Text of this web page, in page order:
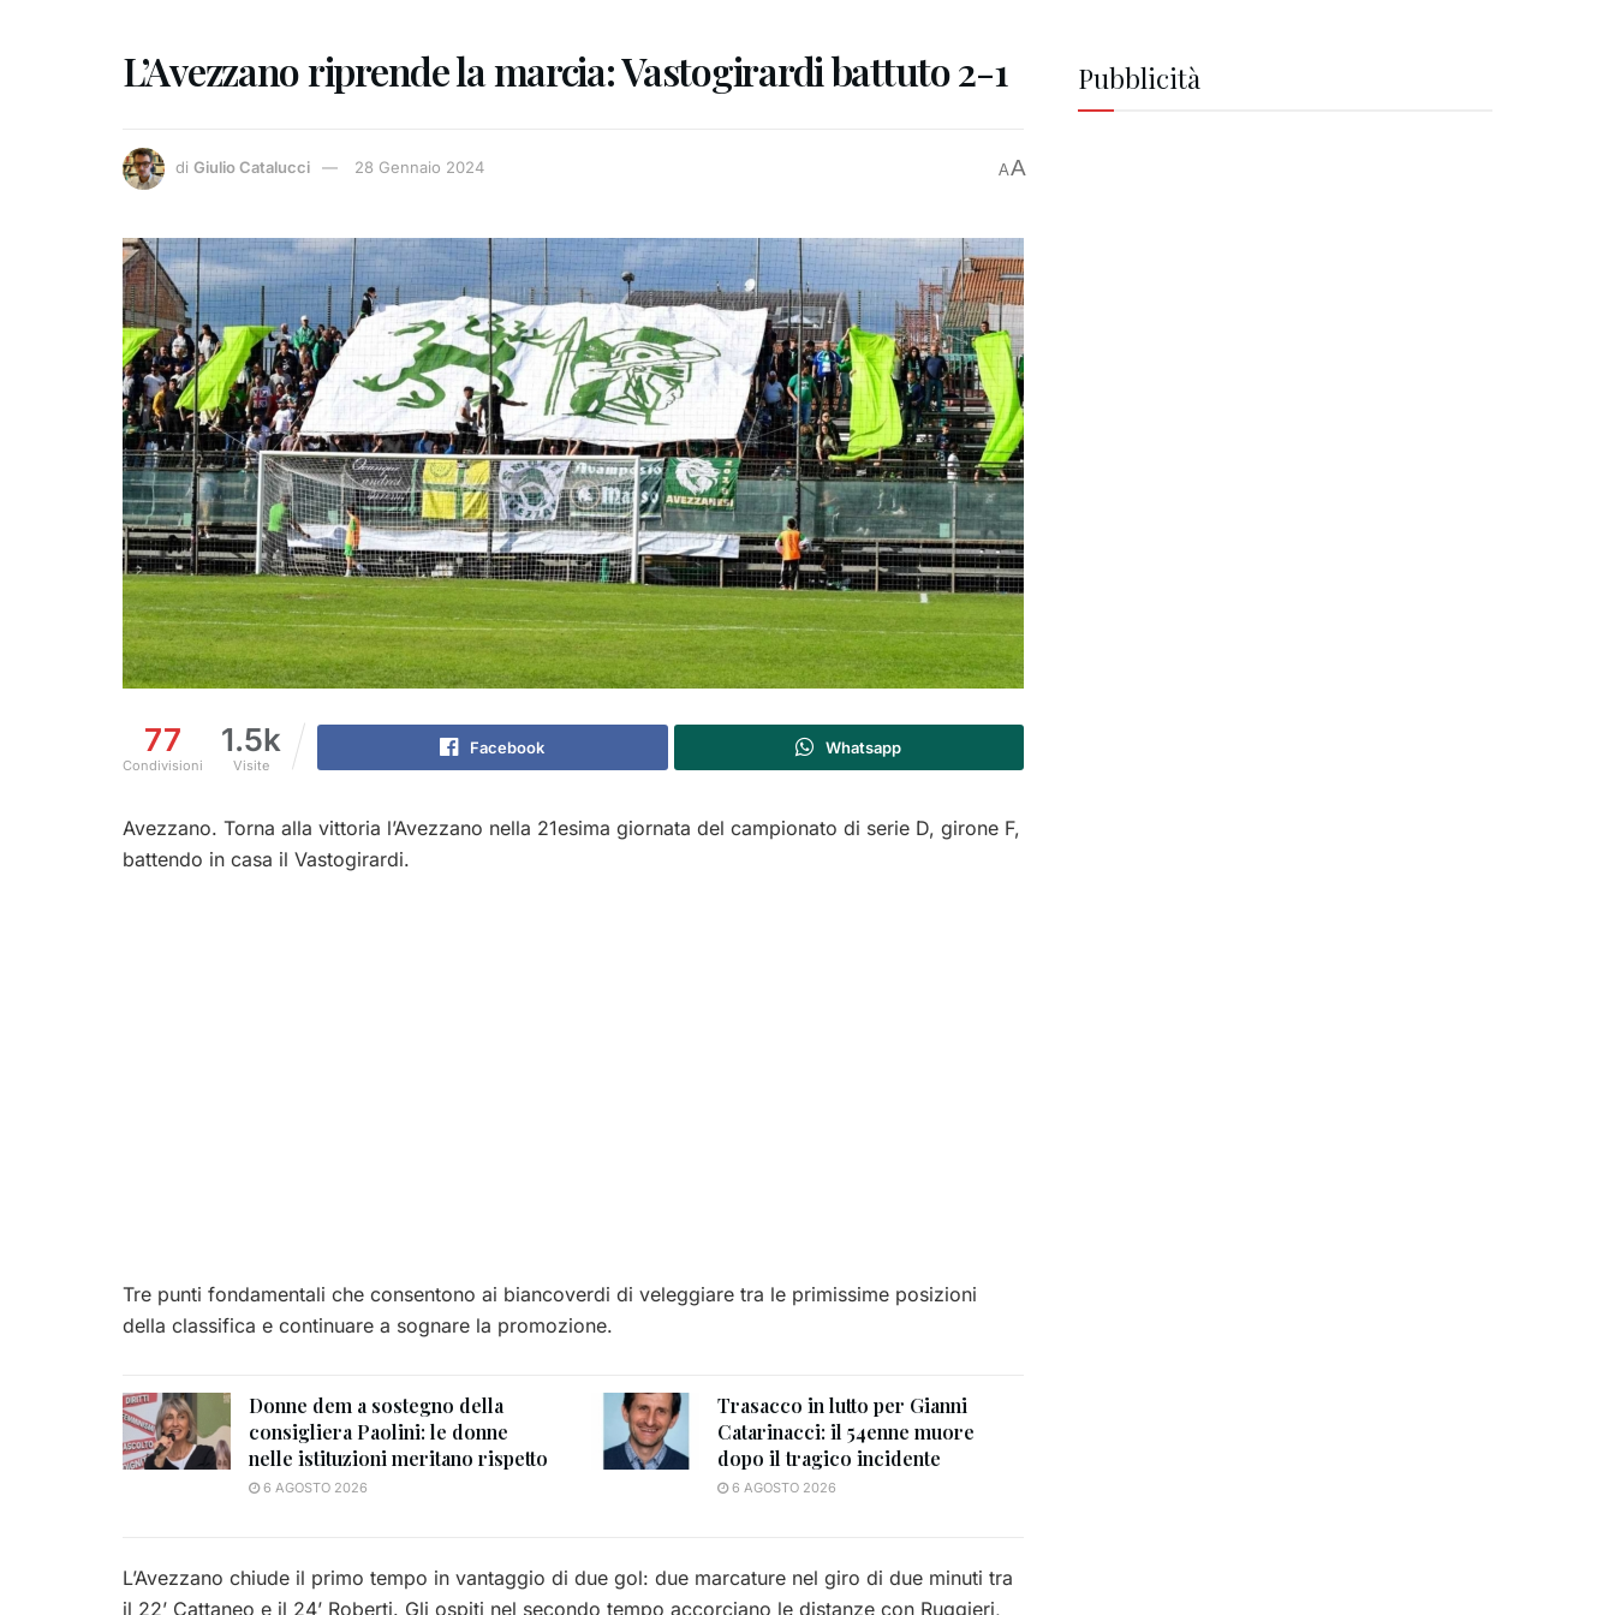
L’Avezzano riprende la marcia: Vastogirardi battuto 2-1
di Giulio Catalucci 28 Gennaio 2024 AA
77
Condivisioni
1.5k
Visite
Facebook Whatsapp
Avezzano. Torna alla vittoria l’Avezzano nella 21esima giornata del campionato di serie D, girone F,
battendo in casa il Vastogirardi.
Tre punti fondamentali che consentono ai biancoverdi di veleggiare tra le primissime posizioni
della classifica e continuare a sognare la promozione.
Donne dem a sostegno della
consigliera Paolini: le donne
nelle istituzioni meritano rispetto
6 AGOSTO 2026
Trasacco in lutto per Gianni
Catarinacci: il 54enne muore
dopo il tragico incidente
6 AGOSTO 2026
L’Avezzano chiude il primo tempo in vantaggio di due gol: due marcature nel giro di due minuti tra
il 22’ Cattaneo e il 24’ Roberti. Gli ospiti nel secondo tempo accorciano le distanze con Ruggieri,
Pubblicità